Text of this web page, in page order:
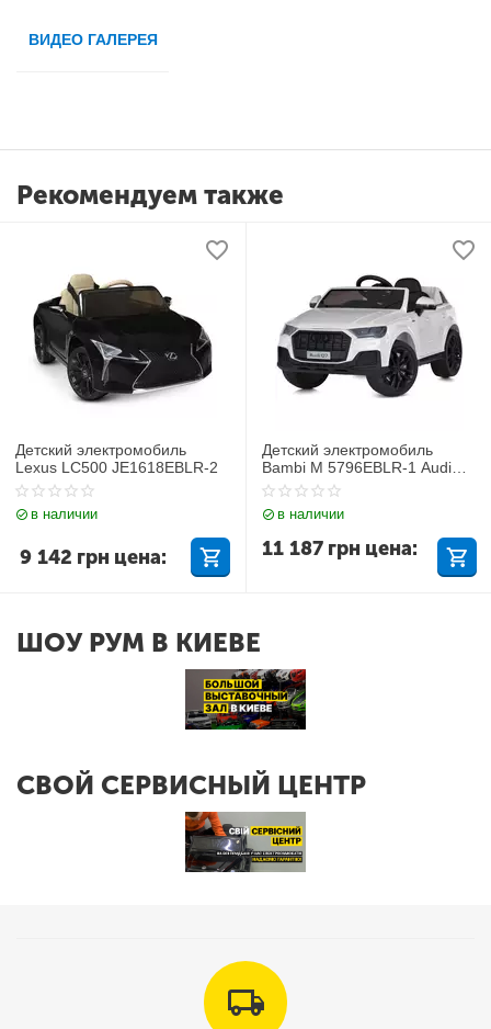
ВИДЕО ГАЛЕРЕЯ
Рекомендуем также
Детский электромобиль
Lexus LC500 JE1618EBLR-2
в наличии
9 142 грн цена:
Детский электромобиль
Bambi M 5796EBLR-1 Audi
Q7
в наличии
11 187 грн цена:
ШОУ РУМ В КИЕВЕ
СВОЙ СЕРВИСНЫЙ ЦЕНТР